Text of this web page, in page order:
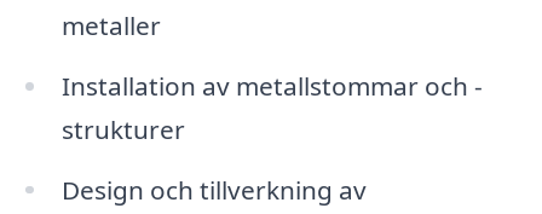
metaller
Installation av metallstommar och -
strukturer
Design och tillverkning av